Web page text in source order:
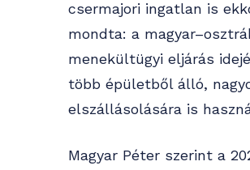
csermajori ingatlan is
mondta: a
menekültügyi eljárás
több épületből álló,
elszállásolására is
Magyar Péter szerint a